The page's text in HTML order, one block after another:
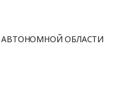
ОБЛАСТИ